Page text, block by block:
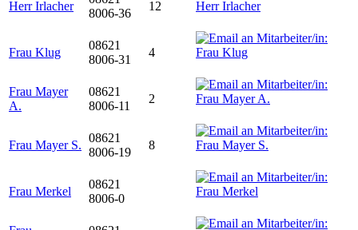
Herr Irlacher
8006-36
12
Frau Klug
08621
8006-31
4
Frau Mayer
A.
08621
8006-11
2
Frau Mayer S.
08621
8006-19
8
Frau Merkel
08621
8006-0